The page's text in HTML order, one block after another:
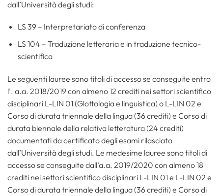
dall’Università degli studi:
LS 39 – Interpretariato di conferenza
LS 104 – Traduzione letteraria e in traduzione tecnico-
scientifica
Le seguenti lauree sono titoli di accesso se conseguite entro
l’. a.a. 2018/2019 con almeno 12 crediti nei settori scientifico
disciplinari L-LIN 01 (Glottologia e linguistica) o L-LIN 02 e
Corso di durata triennale della lingua (36 crediti) e Corso di
durata biennale della relativa letteratura (24 crediti)
documentati da certificato degli esami rilasciato
dall’Università degli studi. Le medesime lauree sono titoli di
accesso se conseguite dall’a.a. 2019/2020 con almeno 18
crediti nei settori scientifico disciplinari L-LIN 01 e L-LIN 02 e
Corso di durata triennale della lingua (36 crediti) e Corso di